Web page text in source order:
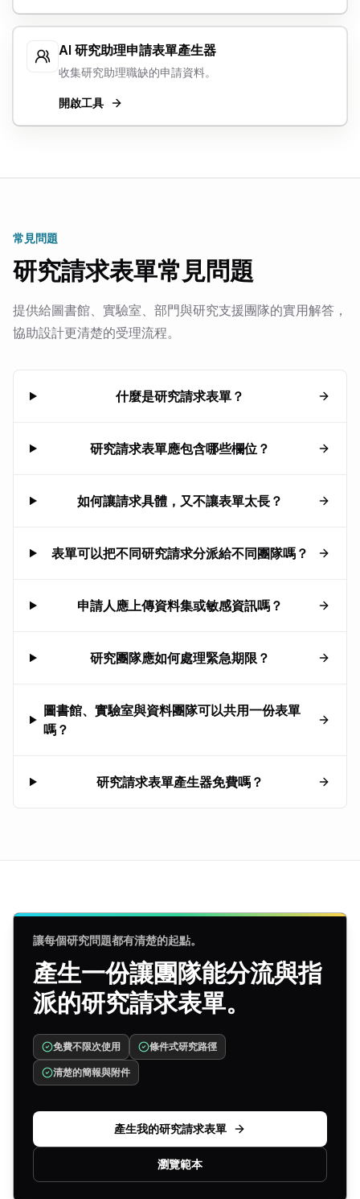
AI 研究助理申請表單產生器
收集研究助理職缺的申請資料。
開啟工具
常見問題
研究請求表單常見問題
提供給圖書館、實驗室、部門與研究支援團隊的實用解答，
協助設計更清楚的受理流程。
什麼是研究請求表單？
研究請求表單應包含哪些欄位？
如何讓請求具體，又不讓表單太長？
表單可以把不同研究請求分派給不同團隊嗎？
申請人應上傳資料集或敏感資訊嗎？
研究團隊應如何處理緊急期限？
圖書館、實驗室與資料團隊可以共用一份表單
嗎？
研究請求表單產生器免費嗎？
讓每個研究問題都有清楚的起點。
產生一份讓團隊能分流與指
派的研究請求表單。
免費不限次使用 條件式研究路徑
清楚的簡報與附件
產生我的研究請求表單
瀏覽範本